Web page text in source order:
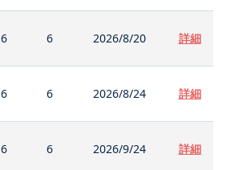
6 6 2026/8/20 詳細
6 6 2026/8/24 詳細
6 6 2026/9/24 詳細